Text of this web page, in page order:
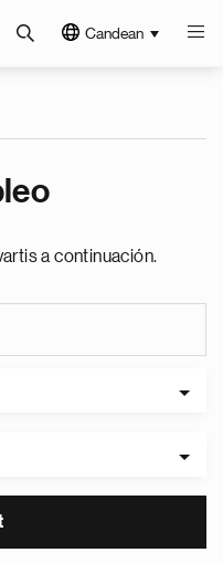
Candean
a continuación.